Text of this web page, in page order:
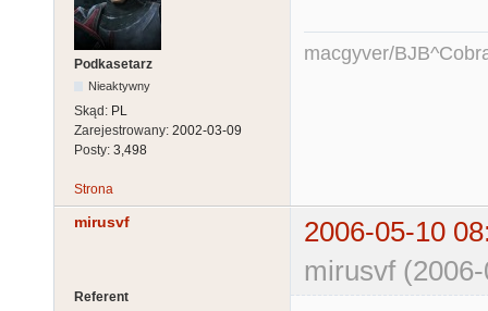
Podkasetarz
Nieaktywny
Skąd: PL
Zarejestrowany: 2002-03-09
Posty: 3,498
macgyver/
Strona
mirusvf
2006-05-10
mirusvf
Referent